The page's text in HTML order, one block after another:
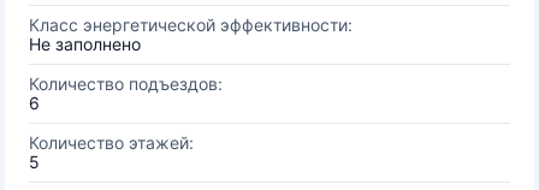
Класс энергетической эффективности:
Не заполнено
Количество подъездов:
6
Количество этажей:
5